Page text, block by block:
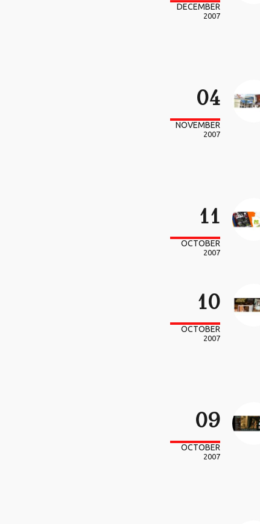
DECEMBER
2007
04
NOVEMBER
2007
11
OCTOBER
2007
10
OCTOBER
2007
09
OCTOBER
2007